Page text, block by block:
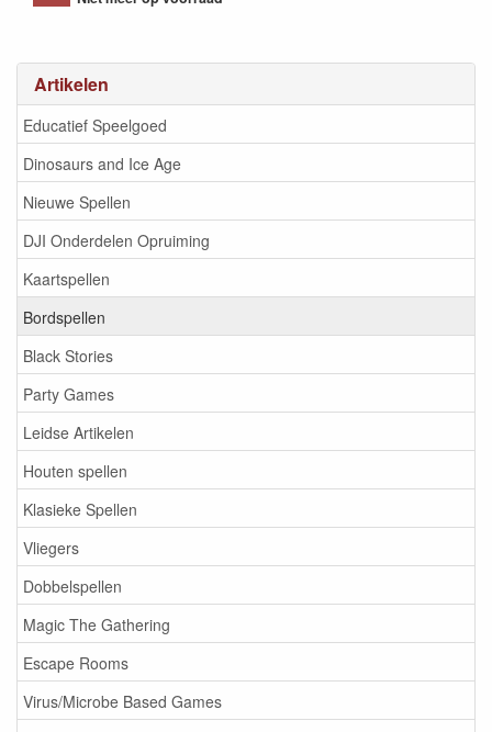
Artikelen
Educatief Speelgoed
Dinosaurs and Ice Age
Nieuwe Spellen
DJI Onderdelen Opruiming
Kaartspellen
Bordspellen
Black Stories
Party Games
Leidse Artikelen
Houten spellen
Klasieke Spellen
Vliegers
Dobbelspellen
Magic The Gathering
Escape Rooms
Virus/Microbe Based Games